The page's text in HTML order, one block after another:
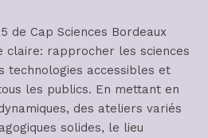
de Cap Sciences Bordeaux
claire: rapprocher les sciences
technologies accessibles et
les publics. En mettant en
des ateliers variés
solides, le lieu